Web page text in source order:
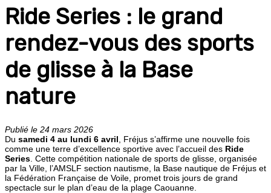
Ride Series : le grand
rendez-vous des sports
de glisse à la Base
nature
Publié le 24 mars 2026
Du samedi 4 au lundi 6 avril , Fréjus s’affirme une nouvelle fois
comme une terre d’excellence sportive avec l’accueil des Ride
Series . Cette compétition nationale de sports de glisse, organisée
par la Ville, l’AMSLF section nautisme, la Base nautique de Fréjus et
la Fédération Française de Voile, promet trois jours de grand
spectacle sur le plan d’eau de la plage Caouanne.